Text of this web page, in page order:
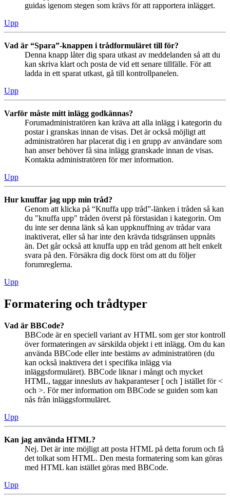
guidas igenom stegen som krävs för att rapportera inlägget.
Upp
Vad är “Spara”-knappen i trådformuläret till för?
Denna knapp låter dig spara utkast av meddelanden så att du
kan skriva klart och posta de vid ett senare tillfälle. För att
ladda in ett sparat utkast, gå till kontrollpanelen.
Upp
Varför måste mitt inlägg godkännas?
Forumadministratören kan kräva att alla inlägg i kategorin du
postar i granskas innan de visas. Det är också möjligt att
administratören har placerat dig i en grupp av användare som
han anser behöver få sina inlägg granskade innan de visas.
Kontakta administratören för mer information.
Upp
Hur knuffar jag upp min tråd?
Genom att klicka på “Knuffa upp tråd”-länken i tråden så kan
du "knuffa upp" tråden överst på förstasidan i kategorin. Om
du inte ser denna länk så kan uppknuffning av trådar vara
inaktiverat, eller så har inte den krävda tidsgränsen uppnåts
än. Det går också att knuffa upp en tråd genom att helt enkelt
svara på den. Försäkra dig dock först om att du följer
forumreglerna.
Upp
Formatering och trådtyper
Vad är BBCode?
BBCode är en speciell variant av HTML som ger stor kontroll
över formateringen av särskilda objekt i ett inlägg. Om du kan
använda BBCode eller inte bestäms av administratören (du
kan också inaktivera det i specifika inlägg via
inläggsformuläret). BBCode liknar i mångt och mycket
HTML, taggar innesluts av hakparanteser [ och ] istället för <
och >. För mer information om BBCode se guiden som kan
nås från inläggsformuläret.
Upp
Kan jag använda HTML?
Nej. Det är inte möjligt att posta HTML på detta forum och få
det tolkat som HTML. Den mesta formatering som kan göras
med HTML kan istället göras med BBCode.
Upp